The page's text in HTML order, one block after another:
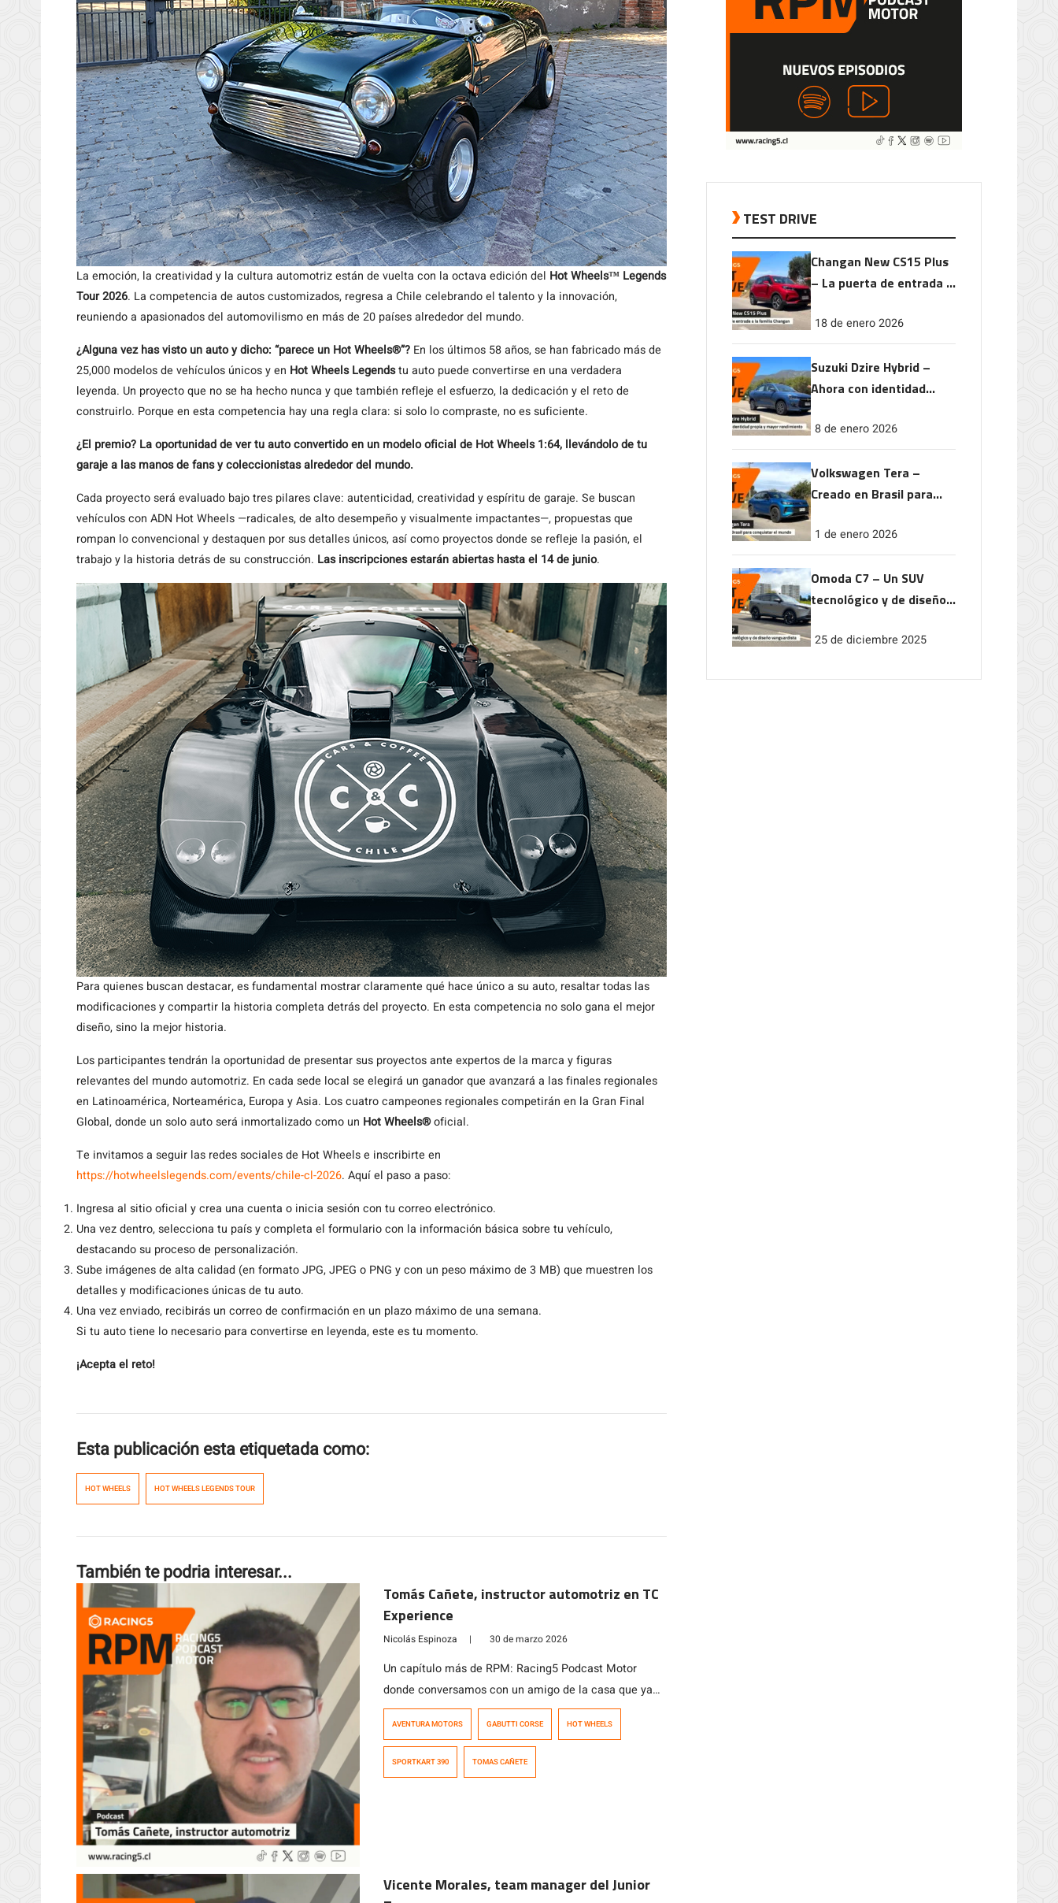
La emoción, la creatividad y la cultura automotriz están de vuelta con la octava edición del Hot Wheels™ Legends
Tour 2026. La competencia de autos customizados, regresa a Chile celebrando el talento y la innovación,
reuniendo a apasionados del automovilismo en más de 20 países alrededor del mundo.
¿Alguna vez has visto un auto y dicho: “parece un Hot Wheels®”? En los últimos 58 años, se han fabricado más de
25,000 modelos de vehículos únicos y en Hot Wheels Legendstu auto puede convertirse en una verdadera
leyenda. Un proyecto que no se ha hecho nunca y que también refleje el esfuerzo, la dedicación y el reto de
construirlo. Porque en esta competencia hay una regla clara: si solo lo compraste, no es suficiente.
¿El premio? La oportunidad de ver tu auto convertido en un modelo oficial de Hot Wheels 1:64, llevándolo de tu
garaje a las manos de fans y coleccionistas alrededor del mundo.
Cada proyecto será evaluado bajo tres pilares clave: autenticidad, creatividad y espíritu de garaje. Se buscan
vehículos con ADN Hot Wheels —radicales, de alto desempeño y visualmente impactantes—, propuestas que
rompan lo convencional y destaquen por sus detalles únicos, así como proyectos donde se refleje la pasión, el
trabajo y la historia detrás de su construcción. Las inscripciones estarán abiertas hasta el 14 de junio.
Para quienes buscan destacar, es fundamental mostrar claramente qué hace único a su auto, resaltar todas las
modificaciones y compartir la historia completa detrás del proyecto. En esta competencia no solo gana el mejor
diseño, sino la mejor historia.
Los participantes tendrán la oportunidad de presentar sus proyectos ante expertos de la marca y figuras
relevantes del mundo automotriz. En cada sede local se elegirá un ganador que avanzará a las finales regionales
en Latinoamérica, Norteamérica, Europa y Asia. Los cuatro campeones regionales competirán en la Gran Final
Global, donde un solo auto será inmortalizado como un Hot Wheels®oficial.
Te invitamos a seguir las redes sociales de Hot Wheels e inscribirte en
https://hotwheelslegends.com/events/chile-cl-2026. Aquí el paso a paso:
Ingresa al sitio oficial y crea una cuenta o inicia sesión con tu correo electrónico.
Una vez dentro, selecciona tu país y completa el formulario con la información básica sobre tu vehículo,
destacando su proceso de personalización.
Sube imágenes de alta calidad (en formato JPG, JPEG o PNG y con un peso máximo de 3 MB) que muestren los
detalles y modificaciones únicas de tu auto.
Una vez enviado, recibirás un correo de confirmación en un plazo máximo de una semana.
Si tu auto tiene lo necesario para convertirse en leyenda, este es tu momento.
¡Acepta el reto!
Esta publicación esta etiquetada como:
HOT WHEELS HOT WHEELS LEGENDS TOUR
También te podria interesar...
Tomás Cañete, instructor automotriz en TC
Experience
Nicolás Espinoza | 30 de marzo 2026
Un capítulo más de RPM: Racing5 Podcast Motor
donde conversamos con un amigo de la casa que ya
pasó por nuestra habitual conversación «de tuercas
cuando no está en la butaca derecha de un auto de
AVENTURA MOTORS GABUTTI CORSE HOT WHEELS
SPORTKART 390 TOMAS CAÑETE
Vicente Morales, team manager del Junior
TEST DRIVE
Changan New CS15 Plus
– La puerta de entrada a
18 de enero 2026
Suzuki Dzire Hybrid –
Ahora con identidad
rendimiento
8 de enero 2026
Volkswagen Tera –
Creado en Brasil para
1 de enero 2026
Omoda C7 – Un SUV
tecnológico y de diseño
25 de diciembre 2025